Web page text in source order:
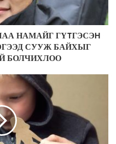
НАМАЙГ ГҮTГЭСЭH
СУУЖ БАЙХЫГ
БОЛЧИХЛОО